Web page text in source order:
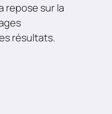
repose sur la
résultats.